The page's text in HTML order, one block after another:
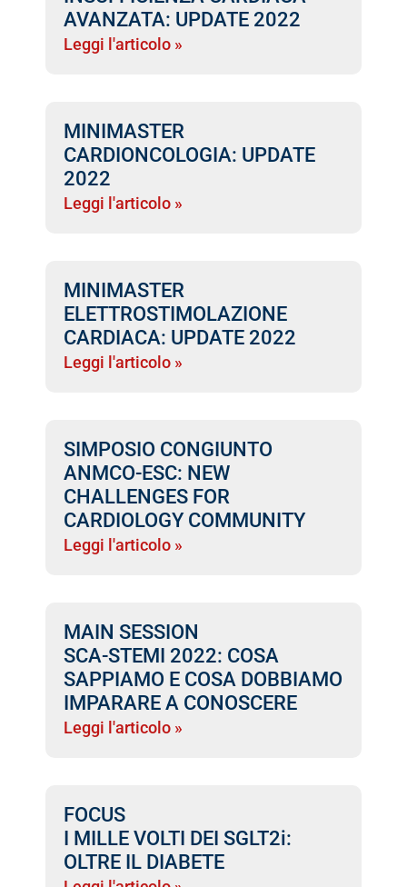
AVANZATA: UPDATE 2022
Leggi l'articolo »
MINIMASTER
CARDIONCOLOGIA: UPDATE
2022
Leggi l'articolo »
MINIMASTER
ELETTROSTIMOLAZIONE
CARDIACA: UPDATE 2022
Leggi l'articolo »
SIMPOSIO CONGIUNTO
ANMCO-ESC: NEW
CHALLENGES FOR
CARDIOLOGY COMMUNITY
Leggi l'articolo »
MAIN SESSION
SCA-STEMI 2022: COSA
SAPPIAMO E COSA DOBBIAMO
IMPARARE A CONOSCERE
Leggi l'articolo »
FOCUS
I MILLE VOLTI DEI SGLT2i:
OLTRE IL DIABETE